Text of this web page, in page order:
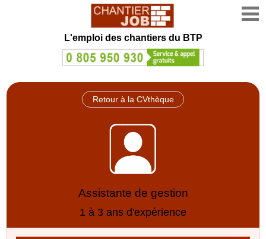
L'emploi des chantiers du BTP
Retour à la CVthèque
Assistante de gestion
1 à 3 ans d'expérience